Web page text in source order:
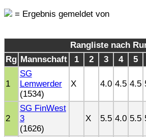
= Ergebnis gemeldet von
Rangliste nach
Rg Mannschaft 1 2 3 4 5
1
SG
Lemwerder
(1534)
X 4.0 4.5 4.5
2
SG FinWest
3
(1626)
X 5.5 4.0 5.5